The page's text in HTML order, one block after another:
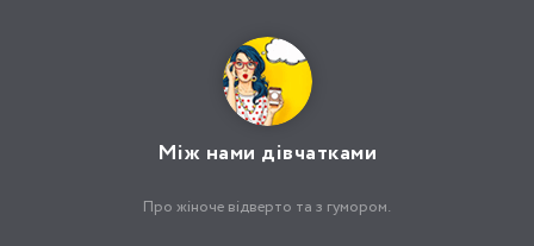
Між нами дівчатками
Про жіноче відверто та з гумором.